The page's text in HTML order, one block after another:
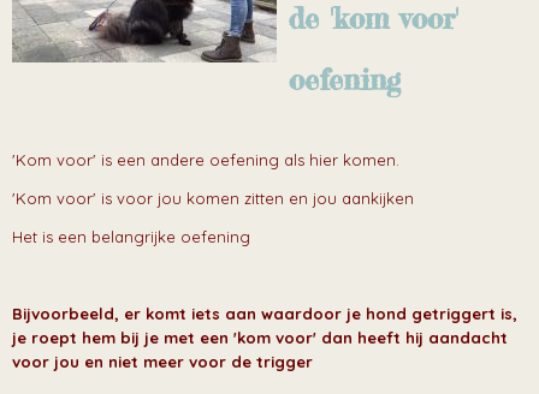
de 'kom voor'
oefening
'Kom voor' is een andere oefening als hier komen.
'Kom voor' is voor jou komen zitten en jou aankijken
Het is een belangrijke oefening
Bijvoorbeeld, er komt iets aan waardoor je hond getriggert is,
je roept hem bij je met een 'kom voor' dan heeft hij aandacht
voor jou en niet meer voor de trigger